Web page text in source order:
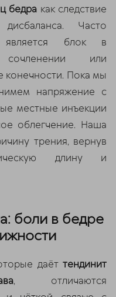
бедра как следствие
Часто
является блок в
сочленении или
конечности. Пока мы
напряжение с
местные инъекции
облегчение. Наша
трения, вернув
длину и
боли в бедре
даёт тендинит
, отличаются